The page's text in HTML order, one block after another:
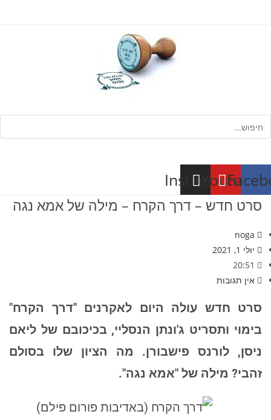
Youtube
Instagram
סרט חדש – דרך הקרח – מילה של אמא נגה
noga
יולי 1, 2021
20:51
אין תגובות
סרט חדש עולה היום לאקרנים "דרך הקרח"
בימוי ותסריט ג'ונתן הנסליי, בכיכובם של ליאם
ניסן, לורנס פישבורן. מה הציון שלו בסולם
זהבי? מילה של "אמא נגה".